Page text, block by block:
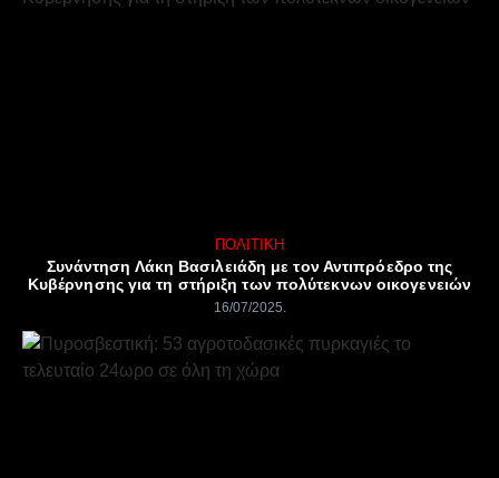
ΠΟΛΙΤΙΚΉ
Συνάντηση Λάκη Βασιλειάδη με τον Αντιπρόεδρο της
Κυβέρνησης για τη στήριξη των πολύτεκνων οικογενειών
16/07/2025